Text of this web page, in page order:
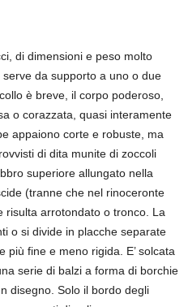
di dimensioni e peso molto
da supporto a uno o due
è breve, il corpo poderoso,
o corazzata, quasi interamente
appaiono corte e robuste, ma
di dita munite di zoccoli
superiore allungato nella
(tranne che nel rinoceronte
risulta arrotondato o tronco. La
o si divide in placche separate
più fine e meno rigida. E’ solcata
serie di balzi a forma di borchie
disegno. Solo il bordo degli